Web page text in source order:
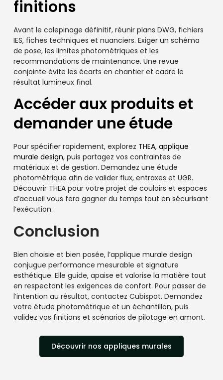
finitions
Avant le calepinage définitif, réunir plans DWG, fichiers
IES, fiches techniques et nuanciers. Exiger un schéma
de pose, les limites photométriques et les
recommandations de maintenance. Une revue
conjointe évite les écarts en chantier et cadre le
résultat lumineux final.
Accéder aux produits et
demander une étude
Pour spécifier rapidement, explorez THEA, applique
murale design, puis partagez vos contraintes de
matériaux et de gestion. Demandez une étude
photométrique afin de valider flux, entraxes et UGR.
Découvrir THEA pour votre projet de couloirs et espaces
d’accueil vous fera gagner du temps tout en sécurisant
l’exécution.
Conclusion
Bien choisie et bien posée, l’applique murale design
conjugue performance mesurable et signature
esthétique. Elle guide, apaise et valorise la matière tout
en respectant les exigences de confort. Pour passer de
l’intention au résultat, contactez Cubispot. Demandez
votre étude photométrique et un échantillon, puis
validez vos finitions et scénarios de pilotage en amont.
Découvrir nos appliques murales